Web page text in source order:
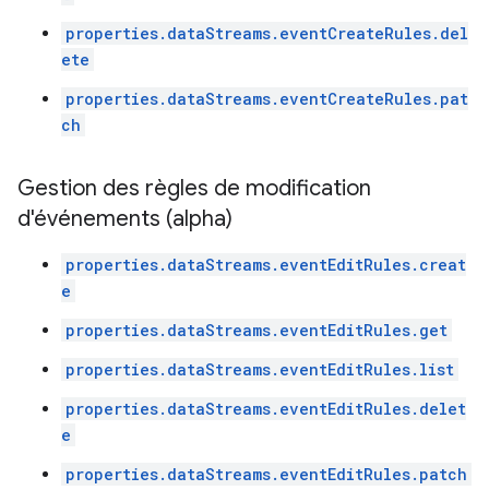
properties.dataStreams.eventCreateRules.del
ete
properties.dataStreams.eventCreateRules.pat
ch
Gestion des règles de modification
d'événements (alpha)
properties.dataStreams.eventEditRules.creat
e
properties.dataStreams.eventEditRules.get
properties.dataStreams.eventEditRules.list
properties.dataStreams.eventEditRules.delet
e
properties.dataStreams.eventEditRules.patch